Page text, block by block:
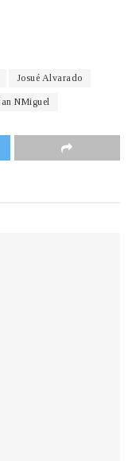
Josué Alvarado
NMiguel